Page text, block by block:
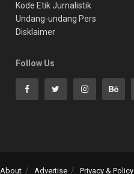
Kode Etik Jurnalistik
Undang-undang Pers
Disklaimer
Follow Us
About Advertise Privacy & Policy